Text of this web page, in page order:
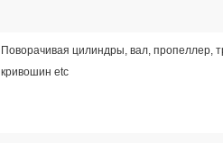
Поворачивая цилиндры, вал, пропеллер,
кривошин etc